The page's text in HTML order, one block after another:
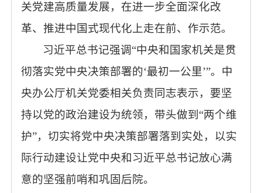
关党建高质量发展，在进一步全面深化改
革、推进中国式现代化上走在前、作示范。
习近平总书记强调“中央和国家机关是贯
彻落实党中央决策部署的‘最初一公里’”。中
央办公厅机关党委相关负责同志表示，要坚
持以党的政治建设为统领，带头做到“两个维
护”，切实将党中央决策部署落到实处，以实
际行动建设让党中央和习近平总书记放心满
意的坚强前哨和巩固后院。